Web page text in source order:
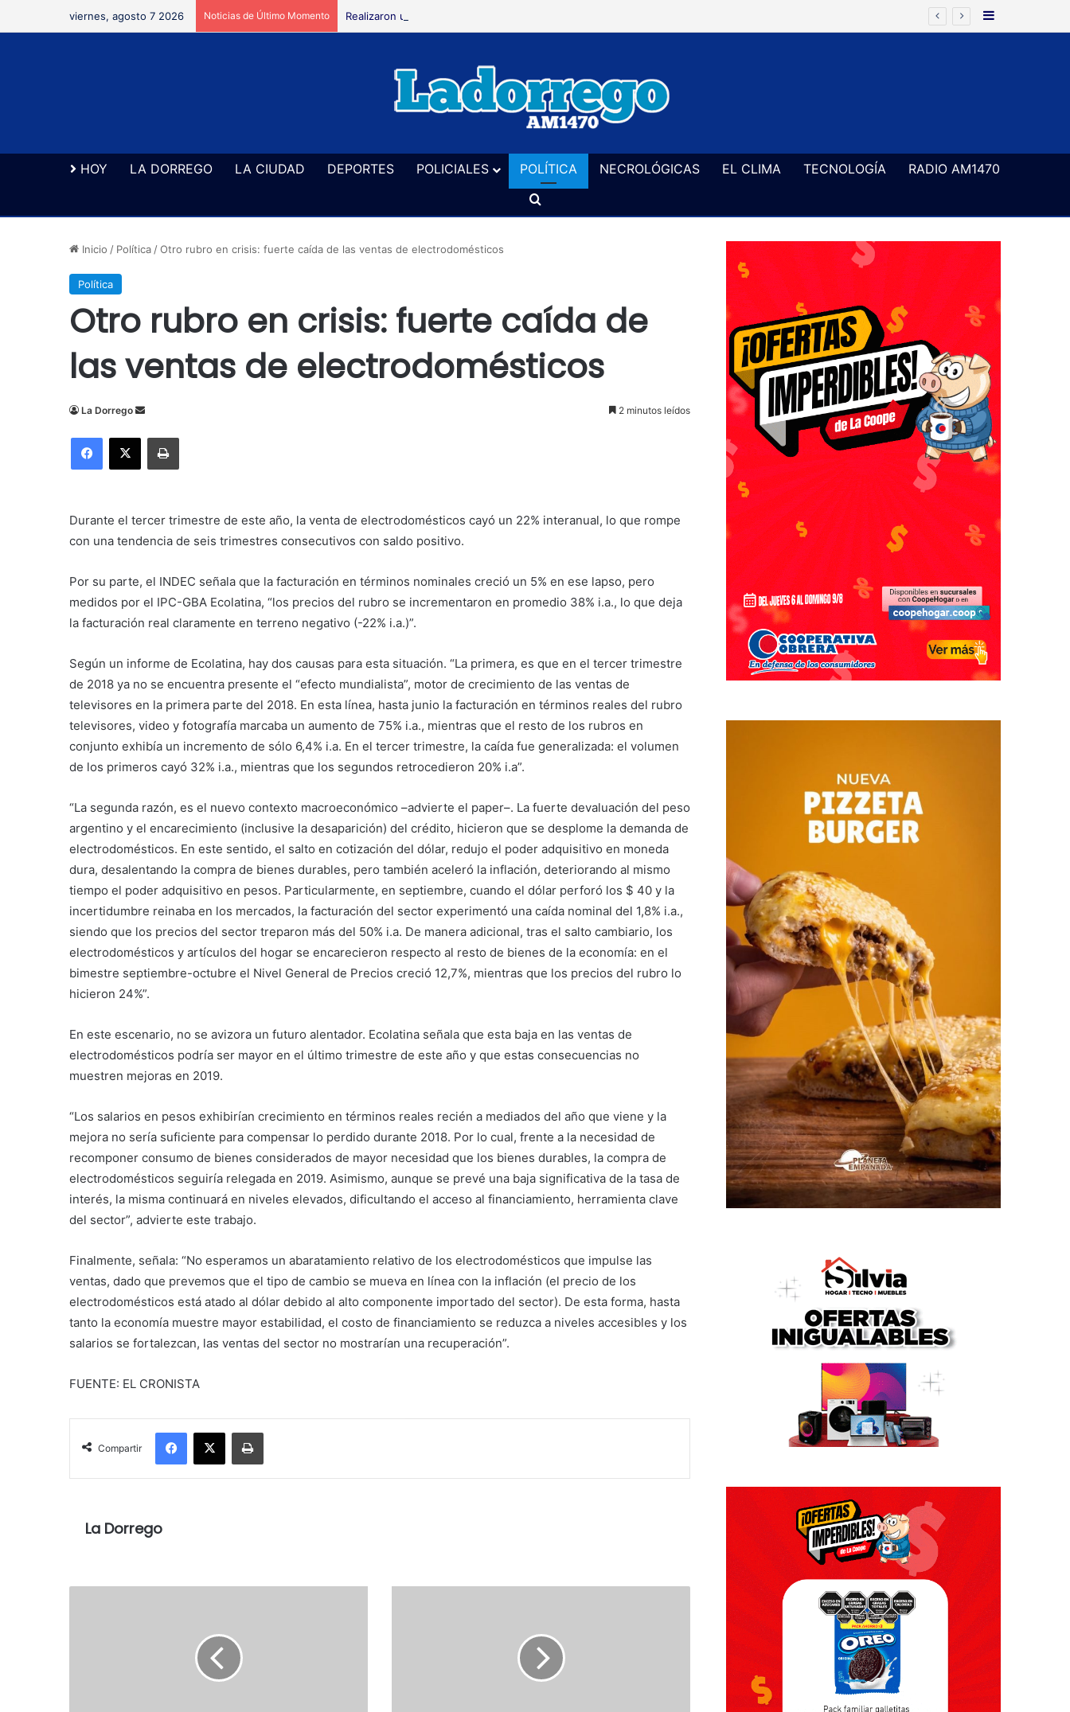
viernes, agosto 7 2026 Noticias de Último Momento Realizaron un allanamiento en El Perdido en una causa por hurto Barra Lateral
HOY LA DORREGO LA CIUDAD DEPORTES POLICIALES POLÍTICA NECROLÓGICAS EL CLIMA TECNOLOGÍA
RADIO AM1470
Buscar
Inicio / Política /Otro rubro en crisis: fuerte caída de las ventas de electrodomésticos
Política
Otro rubro en crisis: fuerte caída de
las ventas de electrodomésticos
La Dorrego
Send
email
2 minutos leídos
Facebook
X Imprimir
Durante el tercer trimestre de este año, la venta de electrodomésticos cayó un 22% interanual, lo que rompe
con una tendencia de seis trimestres consecutivos con saldo positivo.
Por su parte, el INDEC señala que la facturación en términos nominales creció un 5% en ese lapso, pero
medidos por el IPC-GBA Ecolatina, “los precios del rubro se incrementaron en promedio 38% i.a., lo que deja
la facturación real claramente en terreno negativo (-22% i.a.)”.
Según un informe de Ecolatina, hay dos causas para esta situación. “La primera, es que en el tercer trimestre
de 2018 ya no se encuentra presente el “efecto mundialista”, motor de crecimiento de las ventas de
televisores en la primera parte del 2018. En esta línea, hasta junio la facturación en términos reales del rubro
televisores, video y fotografía marcaba un aumento de 75% i.a., mientras que el resto de los rubros en
conjunto exhibía un incremento de sólo 6,4% i.a. En el tercer trimestre, la caída fue generalizada: el volumen
de los primeros cayó 32% i.a., mientras que los segundos retrocedieron 20% i.a”.
“La segunda razón, es el nuevo contexto macroeconómico –advierte el paper–. La fuerte devaluación del peso
argentino y el encarecimiento (inclusive la desaparición) del crédito, hicieron que se desplome la demanda de
electrodomésticos. En este sentido, el salto en cotización del dólar, redujo el poder adquisitivo en moneda
dura, desalentando la compra de bienes durables, pero también aceleró la inflación, deteriorando al mismo
tiempo el poder adquisitivo en pesos. Particularmente, en septiembre, cuando el dólar perforó los $ 40 y la
incertidumbre reinaba en los mercados, la facturación del sector experimentó una caída nominal del 1,8% i.a.,
siendo que los precios del sector treparon más del 50% i.a. De manera adicional, tras el salto cambiario, los
electrodomésticos y artículos del hogar se encarecieron respecto al resto de bienes de la economía: en el
bimestre septiembre-octubre el Nivel General de Precios creció 12,7%, mientras que los precios del rubro lo
hicieron 24%”.
En este escenario, no se avizora un futuro alentador. Ecolatina señala que esta baja en las ventas de
electrodomésticos podría ser mayor en el último trimestre de este año y que estas consecuencias no
muestren mejoras en 2019.
“Los salarios en pesos exhibirían crecimiento en términos reales recién a mediados del año que viene y la
mejora no sería suficiente para compensar lo perdido durante 2018. Por lo cual, frente a la necesidad de
recomponer consumo de bienes considerados de mayor necesidad que los bienes durables, la compra de
electrodomésticos seguiría relegada en 2019. Asimismo, aunque se prevé una baja significativa de la tasa de
interés, la misma continuará en niveles elevados, dificultando el acceso al financiamiento, herramienta clave
del sector”, advierte este trabajo.
Finalmente, señala: “No esperamos un abaratamiento relativo de los electrodomésticos que impulse las
ventas, dado que prevemos que el tipo de cambio se mueva en línea con la inflación (el precio de los
electrodomésticos está atado al dólar debido al alto componente importado del sector). De esta forma, hasta
tanto la economía muestre mayor estabilidad, el costo de financiamiento se reduzca a niveles accesibles y los
salarios se fortalezcan, las ventas del sector no mostrarían una recuperación”.
FUENTE: EL CRONISTA
Compartir
Facebook
X Imprimir
La Dorrego